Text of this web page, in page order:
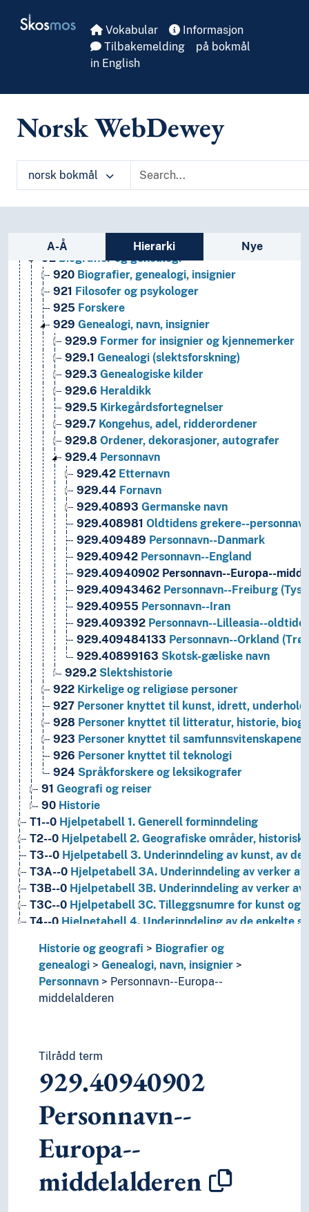
Skosmos Vokabular
Informasjon
Tilbakemelding
på bokmål
in English
Norsk WebDewey
norsk bokmål
Sidefelt: navigér i vokabularet
A-Å Hierarki Nye
1Filosofi og psykologi
930-990
Bestemte verdensdelers, staters,
92 Biografier og genealogi
920 Biografier, genealogi, insignier
921 Filosofer og psykologer
925 Forskere
929 Genealogi, navn, insignier
929.9 Former for insignier og kjennemerker
929.1 Genealogi (slektsforskning)
929.3 Genealogiske kilder
929.6 Heraldikk
929.5 Kirkegårdsfortegnelser
929.7 Kongehus, adel, ridderordener
929.8 Ordener, dekorasjoner, autografer
929.4 Personnavn
929.42 Etternavn
929.44 Fornavn
929.40893 Germanske navn
929.408981 Oldtidens grekere--personnavn
929.409489 Personnavn--Danmark
929.40942 Personnavn--England
929.40940902 Personnavn--Europa--
929.40943462 Personnavn--Freiburg
929.40955 Personnavn--Iran
929.409392 Personnavn--Lilleasia--
929.409484133 Personnavn--Orkland
929.40899163 Skotsk-gæliske navn
929.2 Slektshistorie
922 Kirkelige og religiøse personer
927 Personer knyttet til kunst, idrett,
928 Personer knyttet til litteratur, historie,
923 Personer knyttet til samfunnsvitenskapene
926 Personer knyttet til teknologi
924 Språkforskere og leksikografer
91 Geografi og reiser
90 Historie
T1--0 Hjelpetabell 1. Generell forminndeling
T2--0 Hjelpetabell 2. Geografiske områder,
T3--0 Hjelpetabell 3. Underinndeling av kunst, av
T3A--0 Hjelpetabell 3A. Underinndeling av verker
T3B--0 Hjelpetabell 3B. Underinndeling av verker
T3C--0 Hjelpetabell 3C. Tilleggsnumre for kunst og
T4--0 Hjelpetabell 4. Underinndeling av de enkelte
T6--0Hjelpetabell 6. Språk
Informatikk, informasjon og generelle verker
Kunst og fritid
Litteratur
Samfunnsvitenskap
Språk
Teknologi
Historie og geografi
Biografier og
genealogi
Genealogi, navn, insignier
Personnavn
Personnavn--Europa--
middelalderen
Tilrådd term
929.40940902
Personnavn--
Europa--
middelalderen